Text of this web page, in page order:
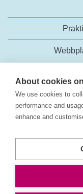
About cookies
We use cookies to
performance and
enhance and